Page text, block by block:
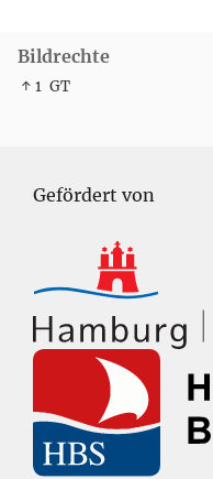
Bildrechte
↑ 1 GT
Gefördert von